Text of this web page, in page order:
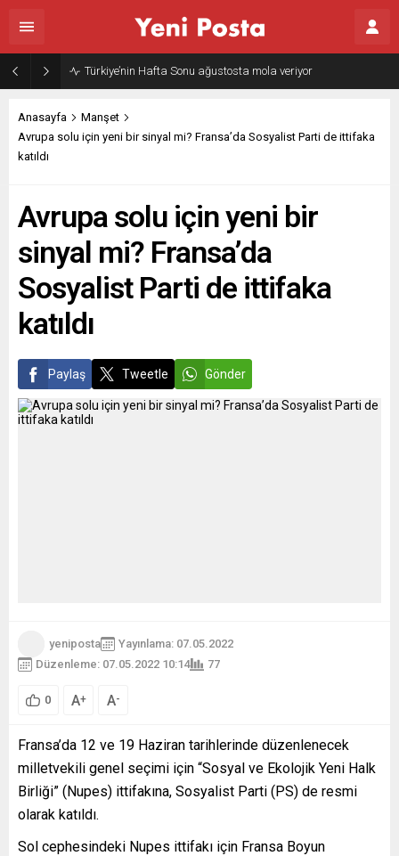
Türkiye’nin Hafta Sonu ağustosta mola veriyor
Anasayfa
Manşet
Avrupa solu için yeni bir sinyal mi? Fransa’da Sosyalist Parti de ittifaka
katıldı
Avrupa solu için yeni bir
sinyal mi? Fransa’da
Sosyalist Parti de ittifaka
katıldı
Paylaş Tweetle Gönder
yeniposta
Yayınlama: 07.05.2022
Düzenleme: 07.05.2022 10:14
77
0 A+ A-
Fransa’da 12 ve 19 Haziran tarihlerinde düzenlenecek
milletvekili genel seçimi için “Sosyal ve Ekolojik Yeni Halk
Birliği” (Nupes) ittifakına, Sosyalist Parti (PS) de resmi
olarak katıldı.
Sol cephesindeki Nupes ittifakı için Fransa Boyun